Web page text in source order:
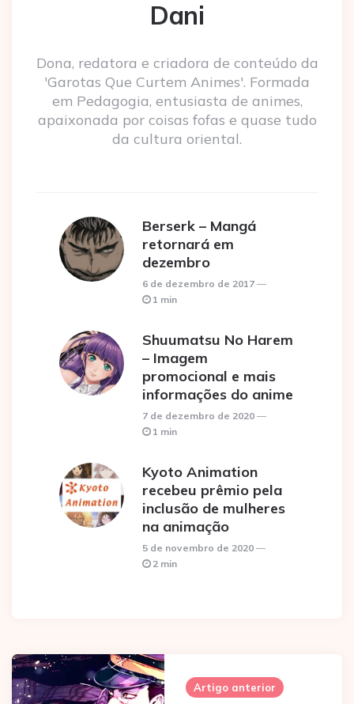
Dani
Dona, redatora e criadora de conteúdo da
'Garotas Que Curtem Animes'. Formada
em Pedagogia, entusiasta de animes,
apaixonada por coisas fofas e quase tudo
da cultura oriental.
Berserk – Mangá
retornará em
dezembro
6 de dezembro de 2017
1 min
Shuumatsu No Harem
– Imagem
promocional e mais
informações do anime
7 de dezembro de 2020
1 min
Kyoto Animation
recebeu prêmio pela
inclusão de mulheres
na animação
5 de novembro de 2020
2 min
Post
navigation
Artigo anterior